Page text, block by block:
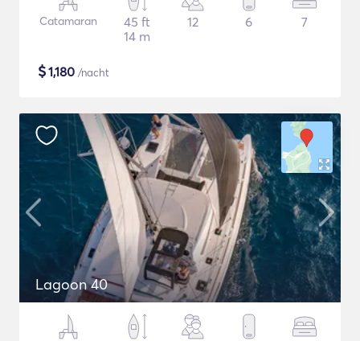
Catamaran
45 ft
14 m
12 6 7
$1,180 /nacht
Lagoon 40